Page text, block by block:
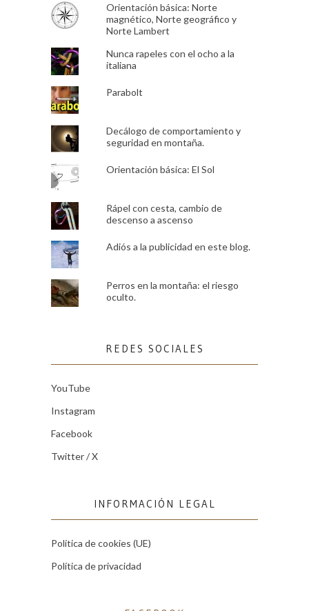
Orientación básica: Norte
magnético, Norte geográfico y
Norte Lambert
Nunca rapeles con el ocho a la
italiana
Parabolt
Decálogo de comportamiento y
seguridad en montaña.
Orientación básica: El Sol
Rápel con cesta, cambio de
descenso a ascenso
Adiós a la publicidad en este blog.
Perros en la montaña: el riesgo
oculto.
REDES SOCIALES
YouTube
Instagram
Facebook
Twitter / X
INFORMACIÓN LEGAL
Política de cookies (UE)
Política de privacidad